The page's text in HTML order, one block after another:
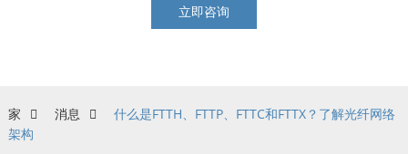
立即咨询
家 消息
什么是FTTH、FTTP、FTTC和FTTX？了解光纤网络
架构